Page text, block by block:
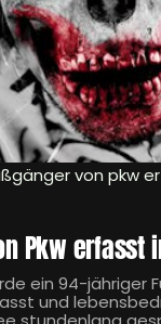
von pkw
Pkw erfasst
ein 94-jähriger
und